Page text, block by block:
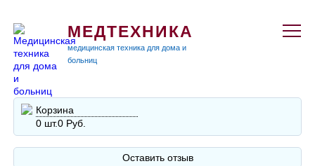
МЕДТЕХНИКА
медицинская техника для дома и
больниц
Корзина
0 шт.0 Руб.
Оставить отзыв